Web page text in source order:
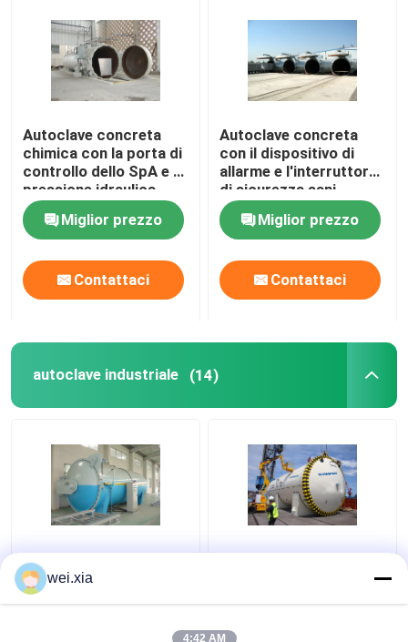
Autoclave concreta
chimica con la porta di
controllo dello SpA e di
pressione idraulica
Miglior prezzo
Contattaci
Autoclave concreta
con il dispositivo di
allarme e l'interruttore
di sicurezza sani
leggeri
Miglior prezzo
Contattaci
autoclave industriale (14)
Macchina industriale
Φ2.5m dell'autoclave
della difesa di
produzione di vetro
wei.xia
4:42 AM